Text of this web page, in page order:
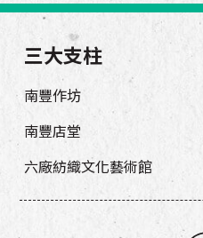
三大支柱
南豐作坊
南豐店堂
六廠紡織文化藝術館